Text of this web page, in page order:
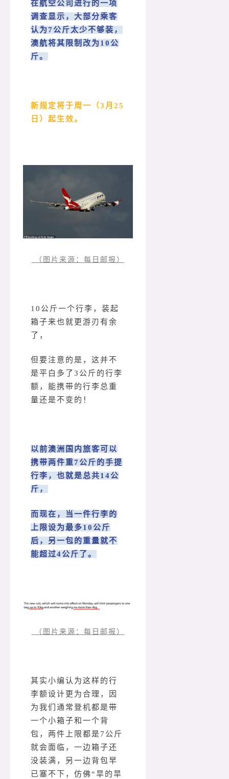
在航空公司进行的一项
调查显示，大部分乘客
认为7公斤太少不够装，
澳航将其限制改为10公
斤。
新规定将于周一（3月25
日）起生效。
（图片来源：每日邮报）
10公斤一个行李，装起
箱子来也就更游刃有余
了，
但要注意的是，这并不
是平白多了3公斤的行李
额，能携带的行李总重
量还是不变的！
以前澳洲国内旅客可以
携带两件重7公斤的手提
行李，也就是总共14公
斤，
而现在，当一件行李的
上限设为最多10公斤
后，另一包的重量就不
能超过4公斤了。
（图片来源：每日邮报）
其实小编认为这样的行
李额设计更为合理，因
为我们通常登机都是带
一个小箱子和一个背
包，两件上限都是7公斤
就会面临，一边箱子还
没装满，另一边背包早
已塞不下，仿佛“旱的旱